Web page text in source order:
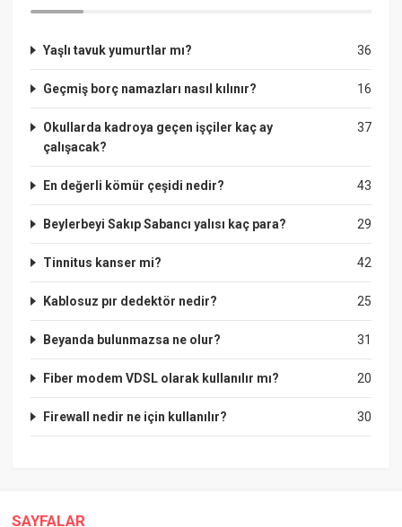
36
Yaşlı tavuk yumurtlar mı?
16
Geçmiş borç namazları nasıl kılınır?
37
Okullarda kadroya geçen işçiler kaç ay
çalışacak?
43
En değerli kömür çeşidi nedir?
29
Beylerbeyi Sakıp Sabancı yalısı kaç para?
42
Tinnitus kanser mi?
25
Kablosuz pır dedektör nedir?
31
Beyanda bulunmazsa ne olur?
20
Fiber modem VDSL olarak kullanılır mı?
30
Firewall nedir ne için kullanılır?
SAYFALAR